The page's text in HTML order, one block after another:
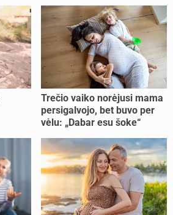
Trečio vaiko norėjusi mama
persigalvojo, bet buvo per
vėlu: „Dabar esu šoke“